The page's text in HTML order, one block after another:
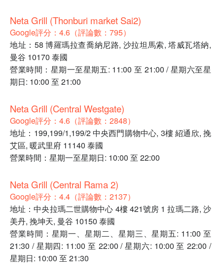
Neta Grill (Thonburi market Sai2)
Google評分：4.6（評論數：795）
地址：58 博羅瑪拉查喬納尼路, 沙拉坦馬索, 塔威瓦塔納,
曼谷 10170 泰國
營業時間：星期一至星期五: 11:00 至 21:00 / 星期六至星
期日: 10:00 至 21:00
Neta Grill (Central Westgate)
Google評分：4.6（評論數：2848）
地址：199,199/1,199/2 中央西門購物中心, 3樓 紹通欣, 挽
艾區, 暖武里府 11140 泰國
營業時間：星期一至星期日: 10:00 至 22:00
Neta Grill (Central Rama 2)
Google評分：4.4（評論數：2137）
地址：中央拉瑪二世購物中心 4樓 421號房 1 拉瑪二路, 沙
美丹, 挽坤天, 曼谷 10150 泰國
營業時間：星期一、星期二、星期三、星期五: 11:00 至
21:30 / 星期四: 11:00 至 22:00 / 星期六: 10:00 至 22:00 /
星期日: 10:00 至 21:30